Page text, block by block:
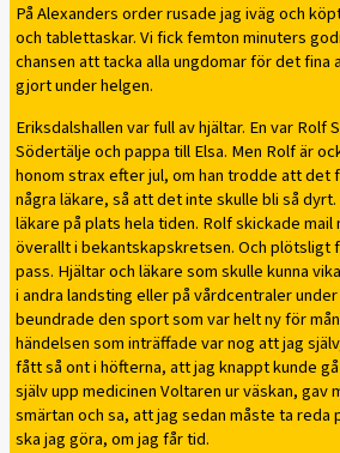
På Alexanders order rusade jag iväg och
och tablettaskar. Vi fick femton minuters
chansen att tacka alla ungdomar för det fina
gjort under helgen.
Eriksdalshallen var full av hjältar. En var
Södertälje och pappa till Elsa. Men Rolf är
honom strax efter jul, om han trodde att det
några läkare, så att det inte skulle bli så
läkare på plats hela tiden. Rolf skickade
överallt i bekantskapskretsen. Och plötsligt
pass. Hjältar och läkare som skulle kunna
i andra landsting eller på vårdcentraler
beundrade den sport som var helt ny för
händelsen som inträffade var nog att jag
fått så ont i höfterna, att jag knappt kunde
själv upp medicinen Voltaren ur väskan, gav
smärtan och sa, att jag sedan måste ta
ska jag göra, om jag får tid.